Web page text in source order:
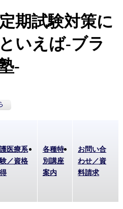
期試験対策に
いえば-ブラ
-
医療系
／資格
各種特
別講座
案内
お問い合
わせ／資
料請求